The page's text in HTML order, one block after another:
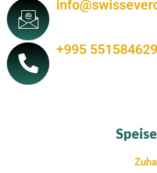
+995 551584629